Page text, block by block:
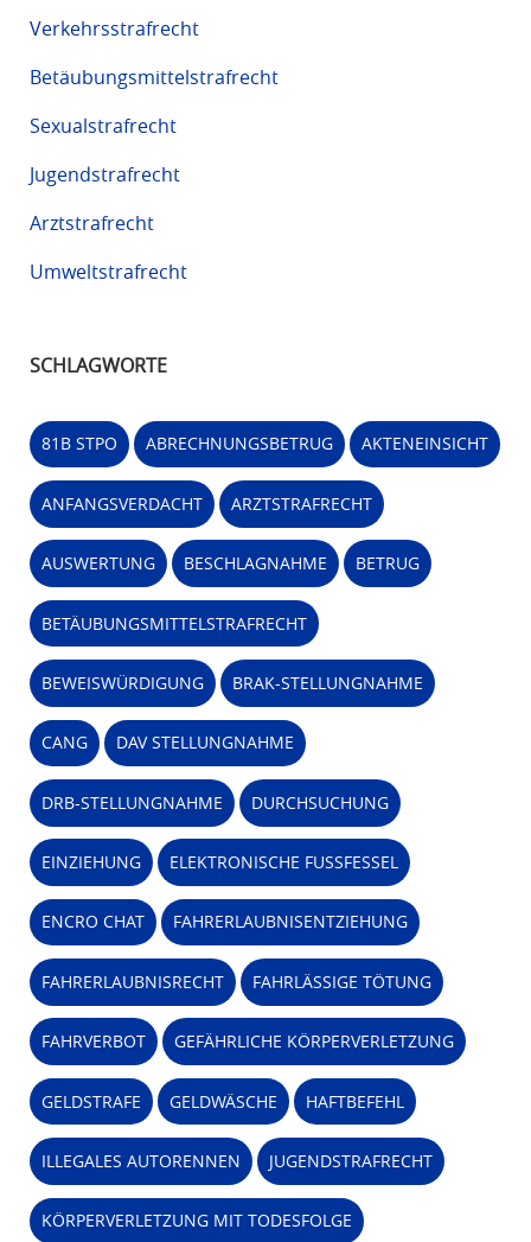
Verkehrsstrafrecht
Betäubungsmittelstrafrecht
Sexualstrafrecht
Jugendstrafrecht
Arztstrafrecht
Umweltstrafrecht
SCHLAGWORTE
81B STPO ABRECHNUNGSBETRUG AKTENEINSICHT
ANFANGSVERDACHT ARZTSTRAFRECHT
AUSWERTUNG BESCHLAGNAHME BETRUG
BETÄUBUNGSMITTELSTRAFRECHT
BEWEISWÜRDIGUNG BRAK-STELLUNGNAHME
CANG DAV STELLUNGNAHME
DRB-STELLUNGNAHME DURCHSUCHUNG
EINZIEHUNG ELEKTRONISCHE FUSSFESSEL
ENCRO CHAT FAHRERLAUBNISENTZIEHUNG
FAHRERLAUBNISRECHT FAHRLÄSSIGE TÖTUNG
FAHRVERBOT GEFÄHRLICHE KÖRPERVERLETZUNG
GELDSTRAFE GELDWÄSCHE HAFTBEFEHL
ILLEGALES AUTORENNEN JUGENDSTRAFRECHT
KÖRPERVERLETZUNG MIT TODESFOLGE